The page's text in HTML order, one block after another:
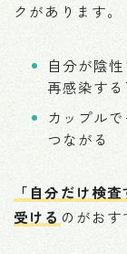
クがあります。
自分が陰
再感染す
カップル
つながる
「自分だけ検
受ける のがおす